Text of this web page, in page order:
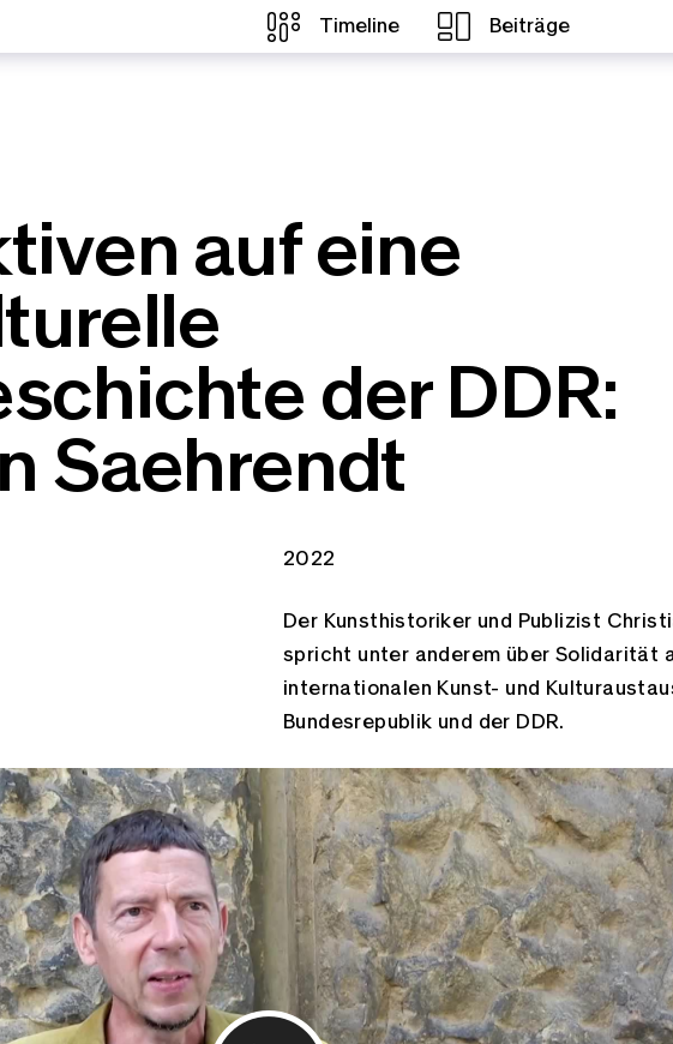
Timeline Beiträge
auf eine
der DDR:
Saehrendt
Zeitspannen:
2022
Der Kunsthistoriker und Publizist
spricht unter anderem über Solidarität
internationalen Kunst- und
Bundesrepublik und der DDR.